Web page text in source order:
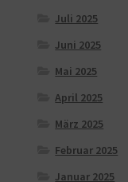
Juli 2025
Juni 2025
Mai 2025
April 2025
März 2025
Februar 2025
Januar 2025